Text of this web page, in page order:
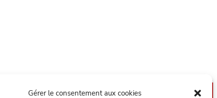
Gérer le consentement aux cookies